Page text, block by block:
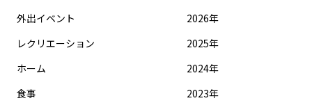
外出イベント
レクリエーション
ホーム
食事
2026年
2025年
2024年
2023年